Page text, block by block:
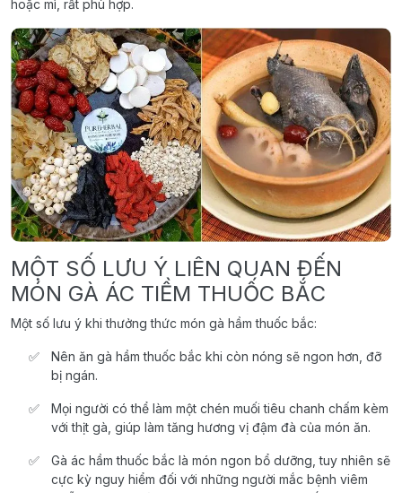
hoặc mì, rất phù hợp.
MỘT SỐ LƯU Ý LIÊN QUAN ĐẾN
MÓN GÀ ÁC TIỀM THUỐC BẮC
Một số lưu ý khi thưởng thức món gà hầm thuốc bắc:
Nên ăn gà hầm thuốc bắc khi còn nóng sẽ ngon hơn, đỡ
bị ngán.
Mọi người có thể làm một chén muối tiêu chanh chấm kèm
với thịt gà, giúp làm tăng hương vị đậm đà của món ăn.
Gà ác hầm thuốc bắc là món ngon bổ dưỡng, tuy nhiên sẽ
cực kỳ nguy hiểm đối với những người mắc bệnh viêm